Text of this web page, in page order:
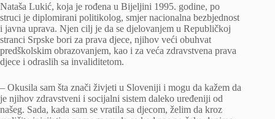
Nataša Lukić, koja je rođena u Bijeljini 1995. godine, po
struci je diplomirani politikolog, smjer nacionalna bezbjednost
i javna uprava. Njen cilj je da se djelovanjem u Republičkoj
stranci Srpske bori za prava djece, njihov veći obuhvat
predškolskim obrazovanjem, kao i za veća zdravstvena prava
djece i odraslih sa invaliditetom.
– Okusila sam šta znači živjeti u Sloveniji i mogu da kažem da
je njihov zdravstveni i socijalni sistem daleko uređeniji od
našeg. Sada, kada sam se vratila sa djecom, želim da kroz